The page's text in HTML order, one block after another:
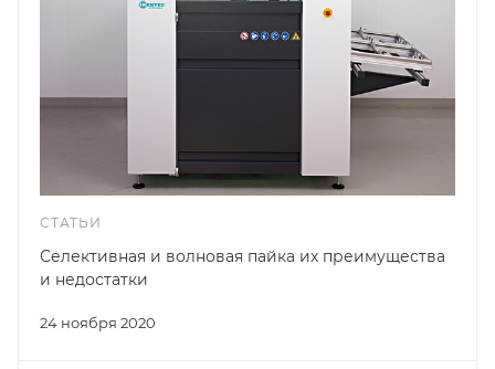
СТАТЬИ
24 ноября 2020
Селективная и волновая пайка их преимущества
и недостатки